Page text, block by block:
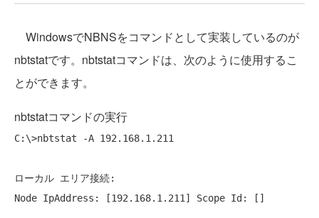
WindowsでNBNSをコマンドとして実装しているのが
nbtstatです。nbtstatコマンドは、次のように使用するこ
とができます。
nbtstatコマンドの実行
C:\>nbtstat -A 192.168.1.211
ローカル エリア接続:
Node IpAddress: [192.168.1.211] Scope Id: []